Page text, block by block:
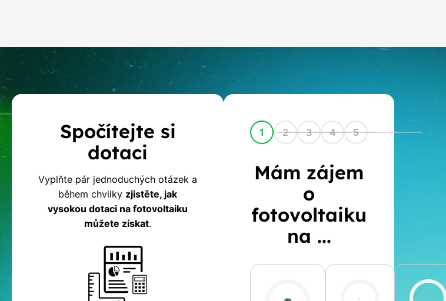
Kalkulačka
dotací
na
fotovoltaiku
Spočítejte si
dotaci
Vyplňte pár jednoduchých otázek a
během chvilky zjistěte, jak
vysokou dotaci na fotovoltaiku
můžete získat.
1 2 3 4 5
Mám zájem
o
fotovoltaiku
na ...
Jiná